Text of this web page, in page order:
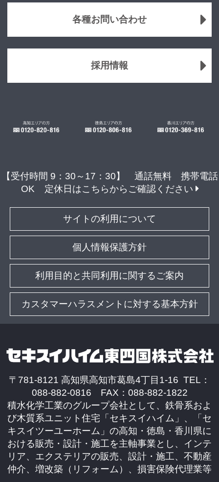
各種お問い合わせ
採用情報
【受付時間 9：30～17：30】 通話無料 携帯電話
OK
定休日はこちらからご確認ください
サイトの利用について
個人情報保護方針
利用目的と共同利用に関するご案内
カスタマーハラスメントに対する基本方針
〒781-8121 高知県高知市葛島4丁目1-16 TEL：
088-882-0816 FAX：088-882-1822
積水化学工業のグループ会社として、鉄骨系およ
び木質系ユニット住宅「セキスイハイム」、「セ
キスイツーユーホーム」の高知・徳島・香川県に
おける販売・設計・施工を主軸事業とし、インテ
リア、エクステリアの販売、設計・施工、不動産
仲介、増改築（リフォーム）、損害保険代理業等